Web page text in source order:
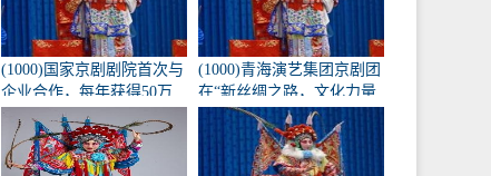
(1000)国家京剧剧院首次与
企业合作，每年获得50万
元的创作经费。
(1000)青海演艺集团京剧团
在“新丝绸之路，文化力量
——第二届黄河流域歌剧
红梅大赛”中获得1金3银